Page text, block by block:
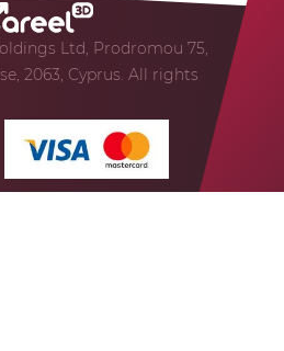
Ltd, Prodromou 75,
2063, Cyprus. All rights